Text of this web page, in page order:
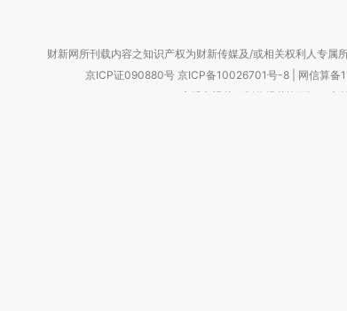
财新网所刊载内容之知识产权为财新传媒及/或相关权利人专属
京ICP证090880号 京ICP备10026701号-8 网信算备
广播电视节目制作经营许可证：京